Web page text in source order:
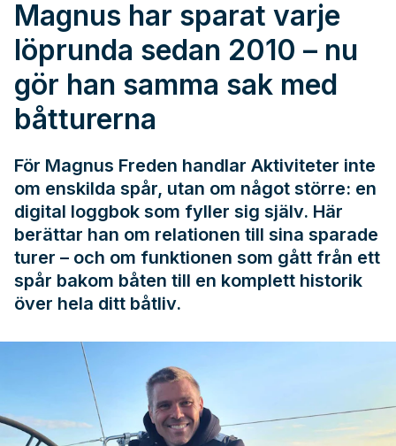
Magnus har sparat varje
löprunda sedan 2010 – nu
gör han samma sak med
båtturerna
För Magnus Freden handlar Aktiviteter inte
om enskilda spår, utan om något större: en
digital loggbok som fyller sig själv. Här
berättar han om relationen till sina sparade
turer – och om funktionen som gått från ett
spår bakom båten till en komplett historik
över hela ditt båtliv.